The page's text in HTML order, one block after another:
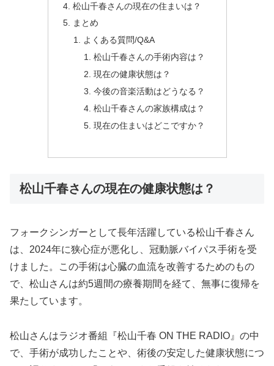
松山千春さんの現在の住まいは？
まとめ
よくある質問/Q&A
松山千春さんの手術内容は？
現在の健康状態は？
今後の音楽活動はどうなる？
松山千春さんの家族構成は？
現在の住まいはどこですか？
松山千春さんの現在の健康状態は？
フォークシンガーとして長年活躍している松山千春さん
は、2024年に狭心症が悪化し、冠動脈バイパス手術を受
けました。この手術は心臓の血流を改善するためのもの
で、松山さんは約5週間の療養期間を経て、無事に復帰を
果たしています。
松山さんはラジオ番組『松山千春 ON THE RADIO』の中
で、手術が成功したことや、術後の安定した健康状態につ